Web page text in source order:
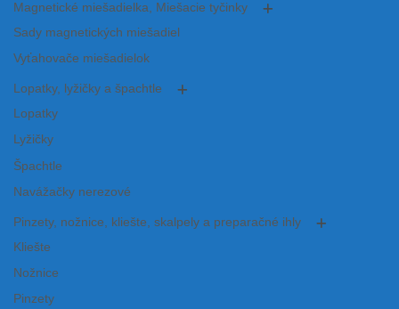
Magnetické miešadielka, Miešacie tyčinky
Sady magnetických miešadiel
Vyťahovače miešadielok
Lopatky, lyžičky a špachtle
Lopatky
Lyžičky
Špachtle
Navážačky nerezové
Pinzety, nožnice, kliešte, skalpely a preparačné ihly
Kliešte
Nožnice
Pinzety